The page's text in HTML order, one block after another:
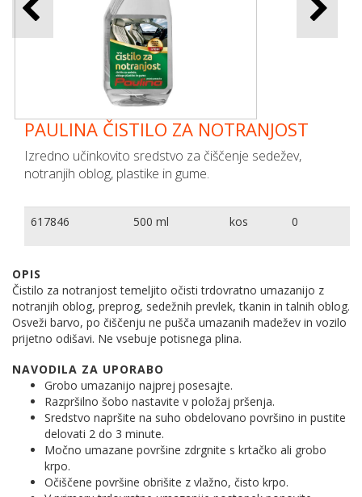
PAULINA ČISTILO ZA NOTRANJOST
Izredno učinkovito sredstvo za čiščenje sedežev,
notranjih oblog, plastike in gume.
617846 500 ml kos 0
OPIS
Čistilo za notranjost temeljito očisti trdovratno umazanijo z
notranjih oblog, preprog, sedežnih prevlek, tkanin in talnih oblog.
Osveži barvo, po čiščenju ne pušča umazanih madežev in vozilo
prijetno odišavi. Ne vsebuje potisnega plina.
NAVODILA ZA UPORABO
Grobo umazanijo najprej posesajte.
Razpršilno šobo nastavite v položaj pršenja.
Sredstvo napršite na suho obdelovano površino in pustite
delovati 2 do 3 minute.
Močno umazane površine zdrgnite s krtačko ali grobo
krpo.
Očiščene površine obrišite z vlažno, čisto krpo.